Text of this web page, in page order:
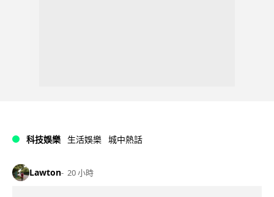
科技娛樂 生活娛樂 城中熱話
Lawton 20 小時